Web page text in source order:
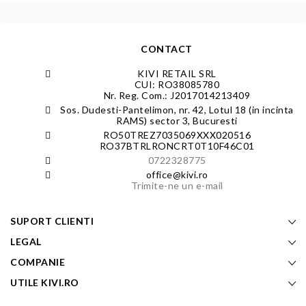
CONTACT
KIVI RETAIL SRL
CUI: RO38085780
Nr. Reg. Com.: J2017014213409
Sos. Dudesti-Pantelimon, nr. 42, Lotul 18 (in incinta
RAMS) sector 3, Bucuresti
RO50TREZ7035069XXX020516
RO37BTRLRONCRT0T10F46C01
0722328775
office@kivi.ro
Trimite-ne un e-mail
SUPORT CLIENTI
LEGAL
COMPANIE
UTILE KIVI.RO